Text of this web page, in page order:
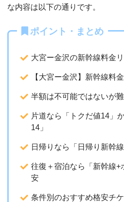
な内容は以下の通りです。
ポイント・まとめ
大宮ー金沢の新幹線料金リ
【大宮ー金沢】新幹線料
半額は不可能ではないが
片道なら「トクだ値14」
14」
日帰りなら「日帰り新幹線
往復＋宿泊なら「新幹線+
安
条件別のおすすめ格安チケ